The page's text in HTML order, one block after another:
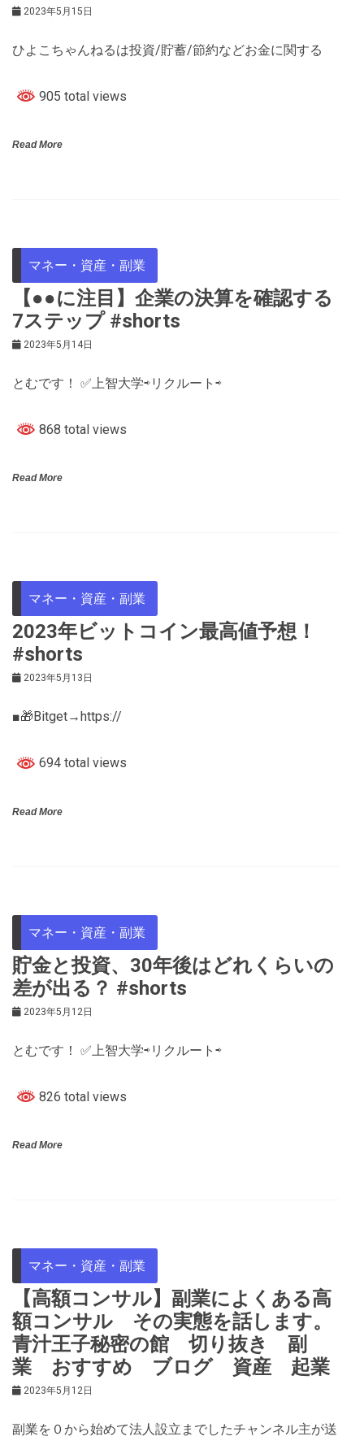
2023年5月15日
ひよこちゃんねるは投資/貯蓄/節約などお金に関する
905 total views
Read More
マネー・資産・副業
【●●に注目】企業の決算を確認する
7ステップ #shorts
2023年5月14日
とむです！ ✅上智大学⇨リクルート⇨
868 total views
Read More
マネー・資産・副業
2023年ビットコイン最高値予想！
#shorts
2023年5月13日
■🎁Bitget→https://
694 total views
Read More
マネー・資産・副業
貯金と投資、30年後はどれくらいの
差が出る？ #shorts
2023年5月12日
とむです！ ✅上智大学⇨リクルート⇨
826 total views
Read More
マネー・資産・副業
【高額コンサル】副業によくある高
額コンサル その実態を話します。
青汁王子秘密の館 切り抜き 副
業 おすすめ ブログ 資産 起業
2023年5月12日
副業を０から始めて法人設立までしたチャンネル主が送